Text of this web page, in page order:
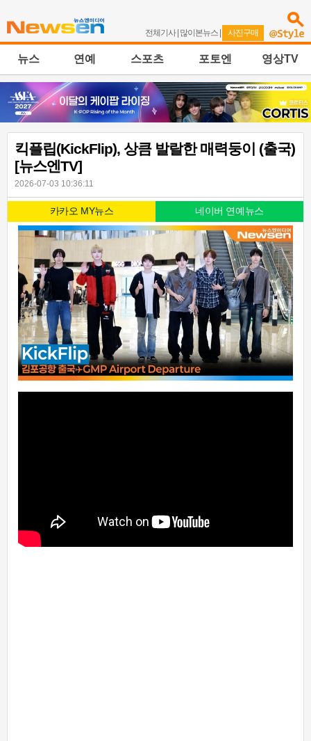
전체기사| 많이본뉴스 | 사진구매
뉴스 연예 스포츠 포토엔 영상TV
킥플립(KickFlip), 상큼 발랄한 매력둥이 (출국)
[뉴스엔TV]
2026-07-03 10:36:11
카카오 MY뉴스 네이버 연예뉴스